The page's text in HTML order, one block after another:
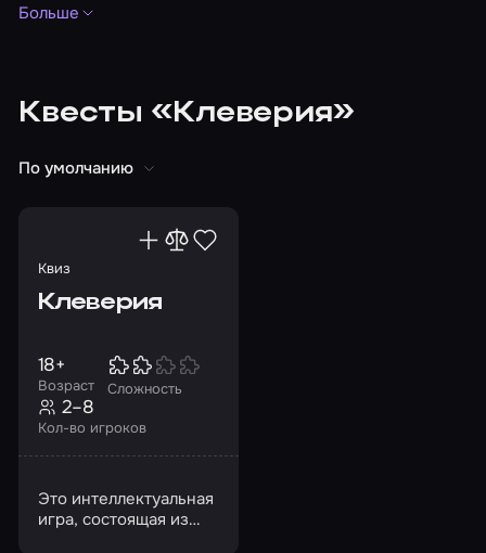
До 8 человек
Головоломки Викторины
Больше
Квесты «Клеверия»
По умолчанию
Квиз
Клеверия
Возраст
18+
Сложность
Кол-во игроков
2–8
Это интеллектуальная
игра, состоящая из